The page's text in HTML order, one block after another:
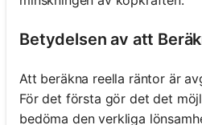
Betydelsen av att
Att beräkna reella räntor är
För det första gör det det
bedöma den verkliga